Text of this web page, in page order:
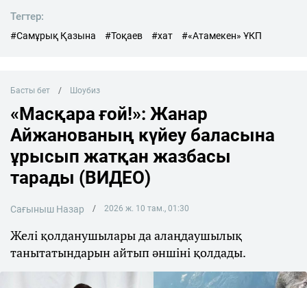
Тегтер:
#Самұрық Қазына #Тоқаев #хат #«Атамекен» ҰКП
Басты бет Шоубиз
«Масқара ғой!»: Жанар
Айжанованың күйеу баласына
ұрысып жатқан жазбасы
тарады (ВИДЕО)
Сағыныш Назар 2026 ж. 10 там., 01:30
Желі қолданушылары да алаңдаушылық
танытатындарын айтып әншіні қолдады.